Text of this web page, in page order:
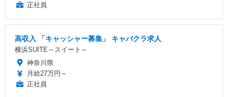
正社員
高収入 「キャッシャー募集」 キャバクラ求人
横浜SUITE～スイート～
神奈川県
月給27万円～
正社員